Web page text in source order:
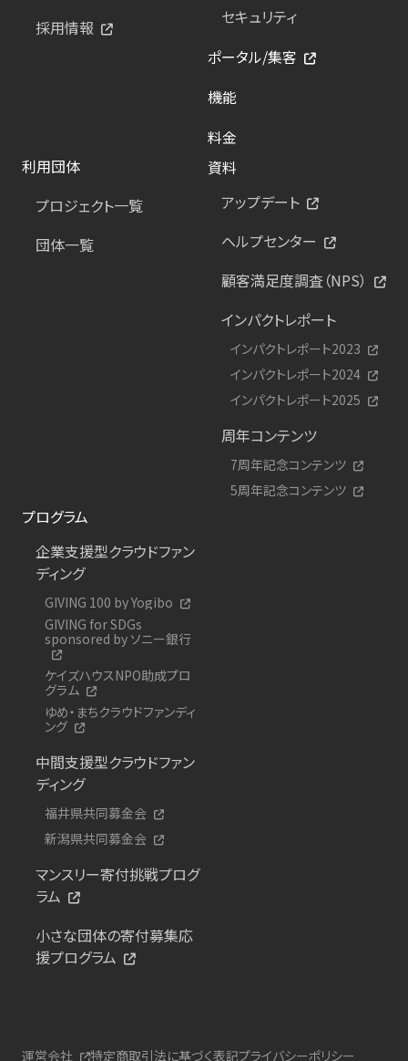
採用情報
セキュリティ
ポータル/集客
機能
料金
利用団体
プロジェクト一覧
団体一覧
資料
アップデート
ヘルプセンター
顧客満足度調査（NPS）
インパクトレポート
インパクトレポート2023
インパクトレポート2024
インパクトレポート2025
周年コンテンツ
7周年記念コンテンツ
5周年記念コンテンツ
プログラム
企業支援型クラウドファン
ディング
GIVING 100 by Yogibo
GIVING for SDGs
sponsored by ソニー銀行
ケイズハウスNPO助成プロ
グラム
ゆめ・まちクラウドファンディ
ング
中間支援型クラウドファン
ディング
福井県共同募金会
新潟県共同募金会
マンスリー寄付挑戦プログ
ラム
小さな団体の寄付募集応
援プログラム
運営会社 特定商取引法に基づく表記プライバシーポリシー